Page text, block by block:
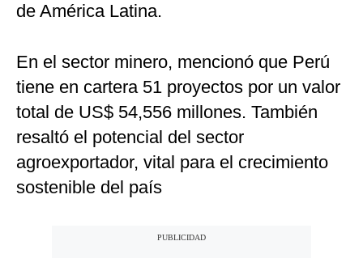
de América Latina.
En el sector minero, mencionó que Perú
tiene en cartera 51 proyectos por un valor
total de US$ 54,556 millones. También
resaltó el potencial del sector
agroexportador, vital para el crecimiento
sostenible del país